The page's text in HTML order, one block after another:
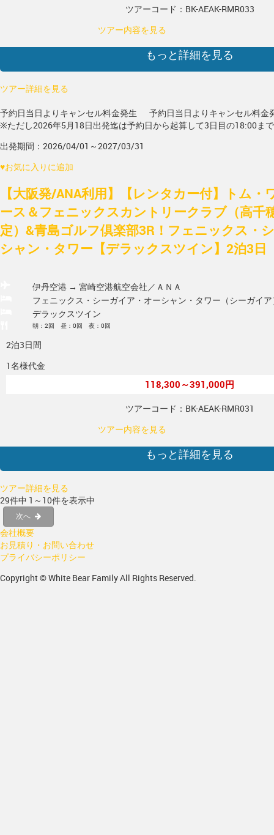
ツアーコード：BK-AEAK-RMR033
ツアー内容を見る
もっと詳細を見る
ツアー詳細を見る
予約日当日よりキャンセル料金発生
予約日当日よりキャンセル料金
※ただし2026年5月18日出発迄は予約日から起算して3日目の18:00ま
出発期間：2026/04/01～2027/03/31
♥お気に入りに追加
【大阪発/ANA利用】【レンタカー付】トム
ース＆フェニックスカントリークラブ（高千
定）&青島ゴルフ倶楽部3R！フェニックス・
シャン・タワー【デラックスツイン】2泊3日
伊丹空港 → 宮崎空港航空会社／ＡＮＡ
フェニックス・シーガイア・オーシャン・タワー（シーガイ
デラックスツイン
朝：2回 昼：0回 夜：0回
2泊3日間
1名様代金
118,300～391,000円
ツアーコード：BK-AEAK-RMR031
ツアー内容を見る
もっと詳細を見る
ツアー詳細を見る
29件中 1～10件を表示中
次へ
会社概要
お見積り・お問い合わせ
プライバシーポリシー
Copyright © White Bear Family All Rights Reserved.